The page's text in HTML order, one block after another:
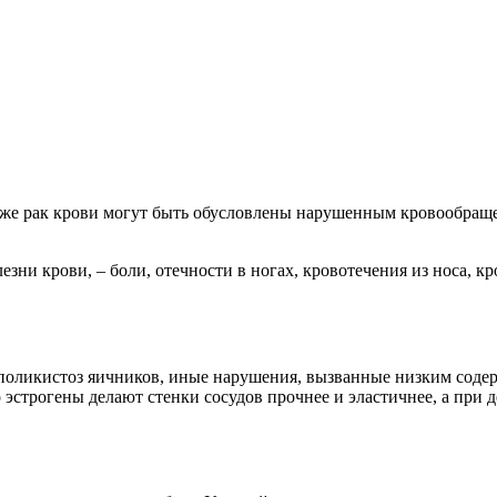
рак крови могут быть обусловлены нарушенным
крови, – боли, отечности в ногах, кровотечения из носа,
яичников, иные нарушения, вызванные низким
делают стенки сосудов прочнее и эластичнее, а